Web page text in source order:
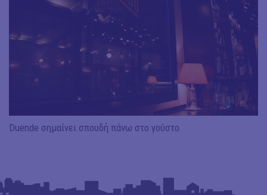
Duende σημαίνει σπουδή πάνω στο γούστο